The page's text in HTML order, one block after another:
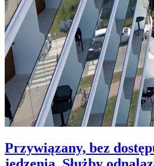
Przywiązany, bez